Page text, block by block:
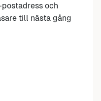
och
till nästa gång